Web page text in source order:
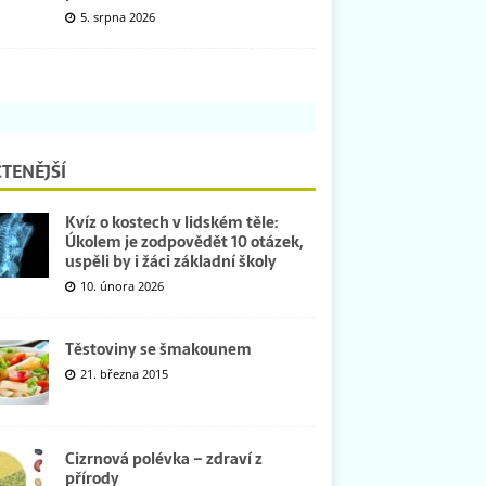
5. srpna 2026
Kvíz o kostech v lidském těle:
Úkolem je zodpovědět 10 otázek,
uspěli by i žáci základní školy
10. února 2026
Těstoviny se šmakounem
21. března 2015
Cizrnová polévka – zdraví z
přírody